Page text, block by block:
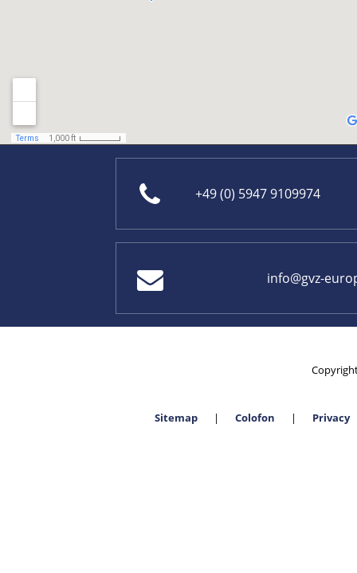
+49 (0) 5947 9109974
info@gvz-
Sitemap Colofon Privacy